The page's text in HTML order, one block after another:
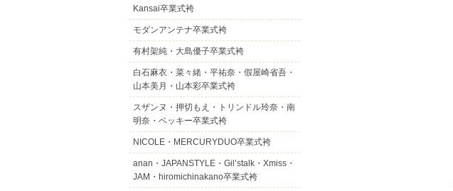
Kansai卒業式袴
モダンアンテナ卒業式袴
有村架純・大島優子卒業式袴
白石麻衣・菜々緒・平祐奈・假屋崎省吾・
山本美月・山本彩卒業式袴
スザンヌ・押切もえ・トリンドル玲奈・南
明奈・ベッキー卒業式袴
NICOLE・MERCURYDUO卒業式袴
anan・JAPANSTYLE・Gil’stalk・Xmiss・
JAM・hiromichinakano卒業式袴